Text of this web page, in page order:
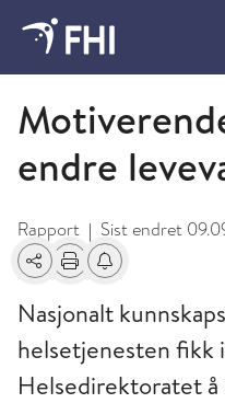
2010 - publikasjoner fra
endre
Rapport | Sist endret
Del Skriv utFå varsel om
Nasjonalt
helsetjenesten fikk
Helsedirektoratet